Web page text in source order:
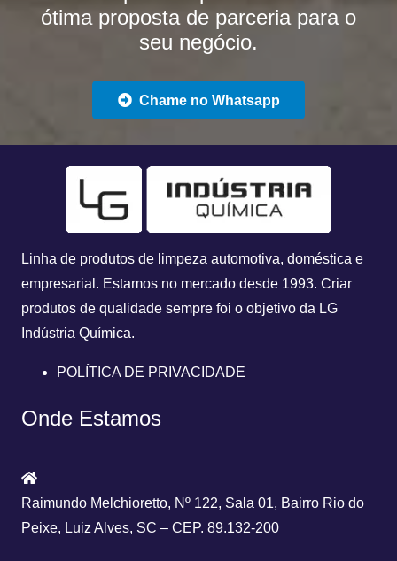
ótima proposta de parceria para o
seu negócio.
Chame no Whatsapp
Linha de produtos de limpeza automotiva, doméstica e
empresarial. Estamos no mercado desde 1993. Criar
produtos de qualidade sempre foi o objetivo da LG
Indústria Química.
POLÍTICA DE PRIVACIDADE
Onde Estamos
Raimundo Melchioretto, Nº 122, Sala 01, Bairro Rio do
Peixe, Luiz Alves, SC – CEP. 89.132-200